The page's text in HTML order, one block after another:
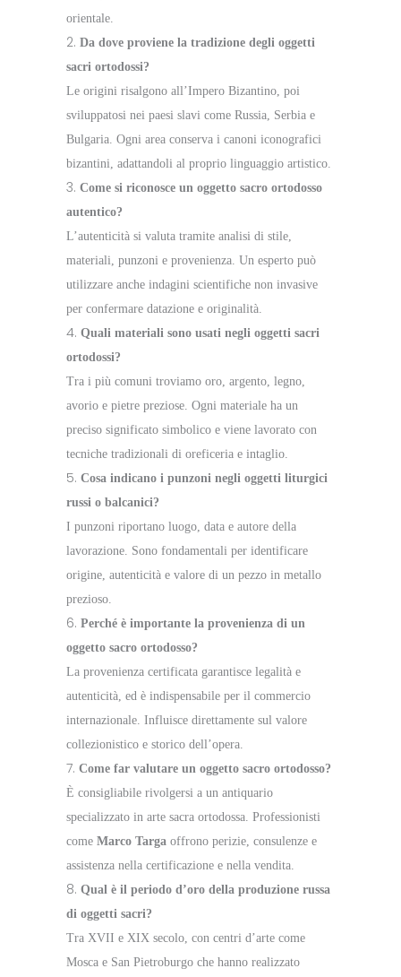
orientale.
Da dove proviene la tradizione degli oggetti
sacri ortodossi?
Le origini risalgono all’Impero Bizantino, poi
sviluppatosi nei paesi slavi come Russia, Serbia e
Bulgaria. Ogni area conserva i canoni iconografici
bizantini, adattandoli al proprio linguaggio artistico.
Come si riconosce un oggetto sacro ortodosso
autentico?
L’autenticità si valuta tramite analisi di stile,
materiali, punzoni e provenienza. Un esperto può
utilizzare anche indagini scientifiche non invasive
per confermare datazione e originalità.
Quali materiali sono usati negli oggetti sacri
ortodossi?
Tra i più comuni troviamo oro, argento, legno,
avorio e pietre preziose. Ogni materiale ha un
preciso significato simbolico e viene lavorato con
tecniche tradizionali di oreficeria e intaglio.
Cosa indicano i punzoni negli oggetti liturgici
russi o balcanici?
I punzoni riportano luogo, data e autore della
lavorazione. Sono fondamentali per identificare
origine, autenticità e valore di un pezzo in metallo
prezioso.
Perché è importante la provenienza di un
oggetto sacro ortodosso?
La provenienza certificata garantisce legalità e
autenticità, ed è indispensabile per il commercio
internazionale. Influisce direttamente sul valore
collezionistico e storico dell’opera.
Come far valutare un oggetto sacro ortodosso?
È consigliabile rivolgersi a un antiquario
specializzato in arte sacra ortodossa. Professionisti
come Marco Targa offrono perizie, consulenze e
assistenza nella certificazione e nella vendita.
Qual è il periodo d’oro della produzione russa
di oggetti sacri?
Tra XVII e XIX secolo, con centri d’arte come
Mosca e San Pietroburgo che hanno realizzato